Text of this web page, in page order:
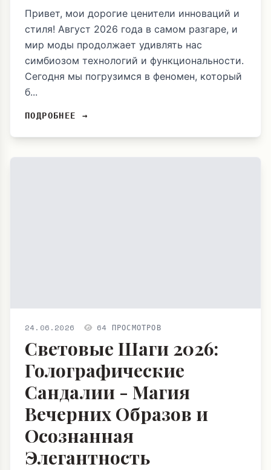
Привет, мои дорогие ценители инноваций и
стиля! Август 2026 года в самом разгаре, и
мир моды продолжает удивлять нас
симбиозом технологий и функциональности.
Сегодня мы погрузимся в феномен, который
б...
ПОДРОБНЕЕ →
24.06.2026 64 ПРОСМОТРОВ
Световые Шаги 2026:
Голографические
Сандалии - Магия
Вечерних Образов и
Осознанная
Элегантность